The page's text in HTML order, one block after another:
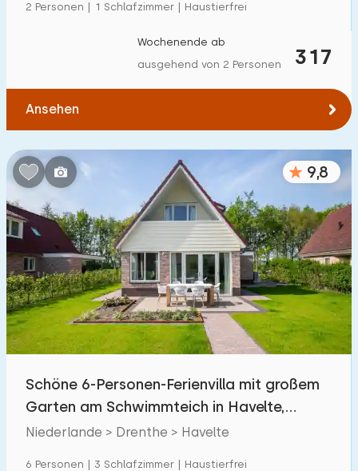
2 Personen | 1 Schlafzimmer | Haustierfrei
317
Wochenende ab
ausgehend von 2 Personen
Ansehen
9,8
Schöne 6-Personen-Ferienvilla mit großem
Garten am Schwimmteich in Havelte,
Drenthe
Niederlande > Drenthe > Havelte
6 Personen | 3 Schlafzimmer | Haustierfrei